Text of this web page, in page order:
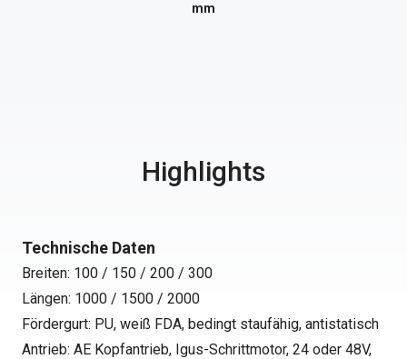
mm
Highlights
Technische Daten
Breiten: 100 / 150 / 200 / 300
Längen: 1000 / 1500 / 2000
Fördergurt: PU, weiß FDA, bedingt staufähig, antistatisch
Antrieb: AE Kopfantrieb, Igus-Schrittmotor, 24 oder 48V,